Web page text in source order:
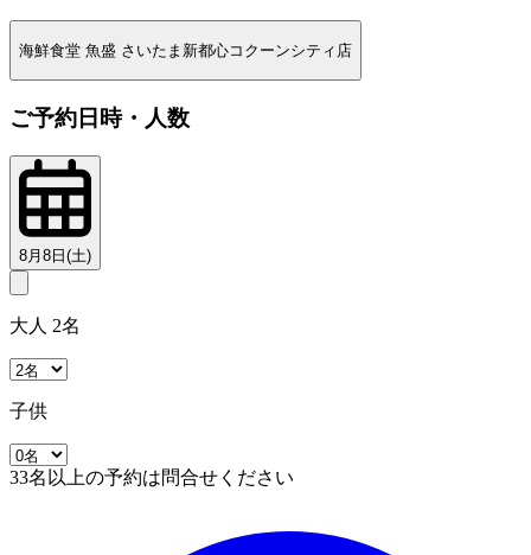
海鮮食堂 魚盛 さいたま新都心コクーンシティ店
ご予約日時・人数
8月8日(土)
大人 2名
子供
33名以上の予約は問合せください